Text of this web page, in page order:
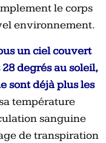
le corps
environnement.
un ciel couvert
degrés au soleil,
sont déjà plus les
température
sanguine
de transpiration